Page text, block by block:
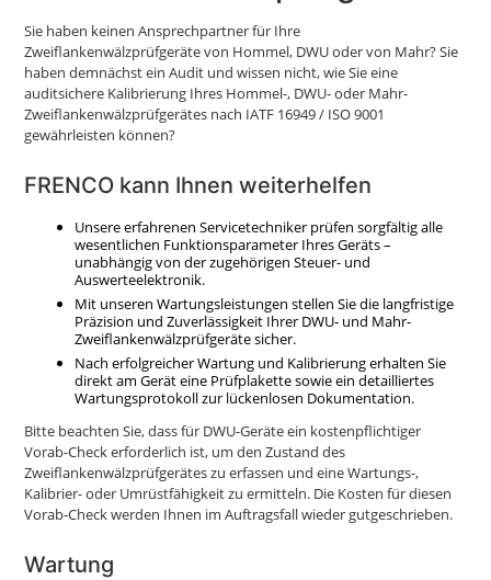
Sie haben keinen Ansprechpartner für Ihre
Zweiflankenwälzprüfgeräte von Hommel, DWU oder von Mahr? Sie
haben demnächst ein Audit und wissen nicht, wie Sie eine
auditsichere Kalibrierung Ihres Hommel-, DWU- oder Mahr-
Zweiflankenwälzprüfgerätes nach IATF 16949 / ISO 9001
gewährleisten können?
FRENCO kann Ihnen weiterhelfen
Unsere erfahrenen Servicetechniker prüfen sorgfältig alle
wesentlichen Funktionsparameter Ihres Geräts –
unabhängig von der zugehörigen Steuer- und
Auswerteelektronik.
Mit unseren Wartungsleistungen stellen Sie die langfristige
Präzision und Zuverlässigkeit Ihrer DWU- und Mahr-
Zweiflankenwälzprüfgeräte sicher.
Nach erfolgreicher Wartung und Kalibrierung erhalten Sie
direkt am Gerät eine Prüfplakette sowie ein detailliertes
Wartungsprotokoll zur lückenlosen Dokumentation.
Bitte beachten Sie, dass für DWU-Geräte ein kostenpflichtiger
Vorab-Check erforderlich ist, um den Zustand des
Zweiflankenwälzprüfgerätes zu erfassen und eine Wartungs-,
Kalibrier- oder Umrüstfähigkeit zu ermitteln. Die Kosten für diesen
Vorab-Check werden Ihnen im Auftragsfall wieder gutgeschrieben.
Wartung